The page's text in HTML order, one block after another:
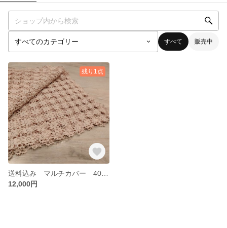
すべて 販売中
残り1点
12,000円